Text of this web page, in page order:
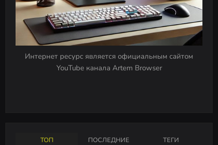
Интернет ресурс является официальным сайтом
YouTube канала Artem Browser
ТОП ПОСЛЕДНИЕ ТЕГИ